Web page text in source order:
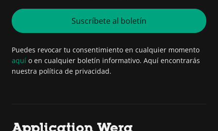
Suscríbete al boletín
Puedes revocar tu consentimiento en cualquier momento
aquí o en cualquier boletín informativo. Aquí encontrarás
nuestra política de privacidad.
Application Wera